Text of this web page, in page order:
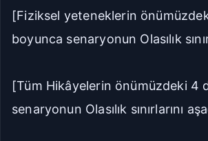
[Fiziksel yeteneklerin
boyunca senaryonun Olasılık
[Tüm Hikâyelerin önümüzdeki 4
senaryonun Olasılık sınırlarını